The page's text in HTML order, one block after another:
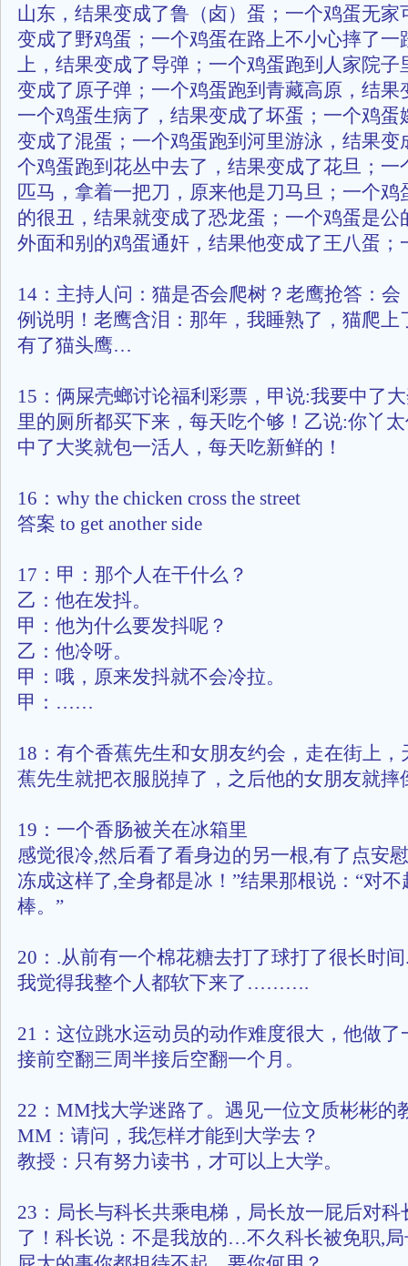
山东，结果变成了鲁（卤）蛋；一个鸡蛋无家
变成了野鸡蛋；一个鸡蛋在路上不小心摔了一
上，结果变成了导弹；一个鸡蛋跑到人家院子
变成了原子弹；一个鸡蛋跑到青藏高原，结果
一个鸡蛋生病了，结果变成了坏蛋；一个鸡蛋
变成了混蛋；一个鸡蛋跑到河里游泳，结果变
个鸡蛋跑到花丛中去了，结果变成了花旦；一
匹马，拿着一把刀，原来他是刀马旦；一个鸡
的很丑，结果就变成了恐龙蛋；一个鸡蛋是公
外面和别的鸡蛋通奸，结果他变成了王八蛋
14：主持人问：猫是否会爬树？老鹰抢答：会
例说明！老鹰含泪：那年，我睡熟了，猫爬
有了猫头鹰…
15：俩屎壳螂讨论福利彩票，甲说:我要中了
里的厕所都买下来，每天吃个够！乙说:你丫
中了大奖就包一活人，每天吃新鲜的！
16：why the chicken cross the street
答案 to get another side
17：甲：那个人在干什么？
乙：他在发抖。
甲：他为什么要发抖呢？
乙：他冷呀。
甲：哦，原来发抖就不会冷拉。
甲：……
18：有个香蕉先生和女朋友约会，走在街上，
蕉先生就把衣服脱掉了，之后他的女朋友就
19：一个香肠被关在冰箱里
感觉很冷,然后看了看身边的另一根,有了点安
冻成这样了,全身都是冰！”结果那根说：“对
棒。”
20：.从前有一个棉花糖去打了球打了很长时
我觉得我整个人都软下来了……….
21：这位跳水运动员的动作难度很大，他做了
接前空翻三周半接后空翻一个月。
22：MM找大学迷路了。遇见一位文质彬彬的
MM：请问，我怎样才能到大学去？
教授：只有努力读书，才可以上大学。
23：局长与科长共乘电梯，局长放一屁后对科
了！科长说：不是我放的…不久科长被免职,